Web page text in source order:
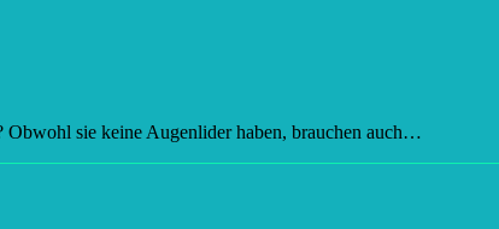
Obwohl sie keine Augenlider haben, brauchen auch…